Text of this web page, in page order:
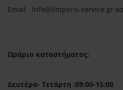
Email info@limperis-service.gr
Ωράριο καταστήματος:
Δευτέρα- Τετάρτη :09:00-15:00